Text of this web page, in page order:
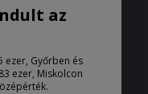
az
ezer, Győrben és
ezer, Miskolcon